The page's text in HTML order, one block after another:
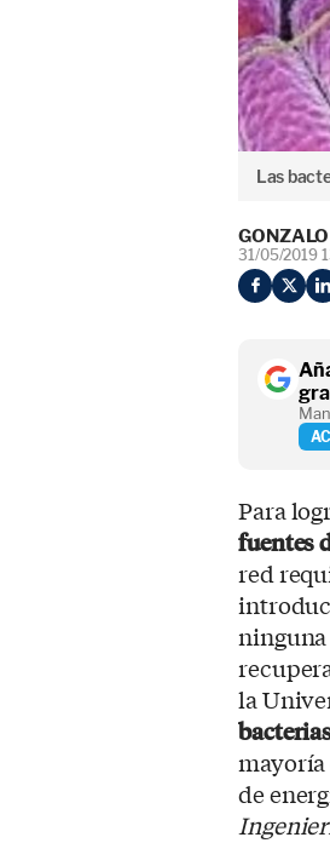
Las
31/05/2019
Para
fuentes
red
la
de